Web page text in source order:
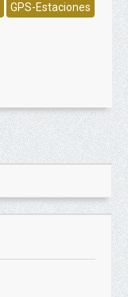
GPS-Estaciones